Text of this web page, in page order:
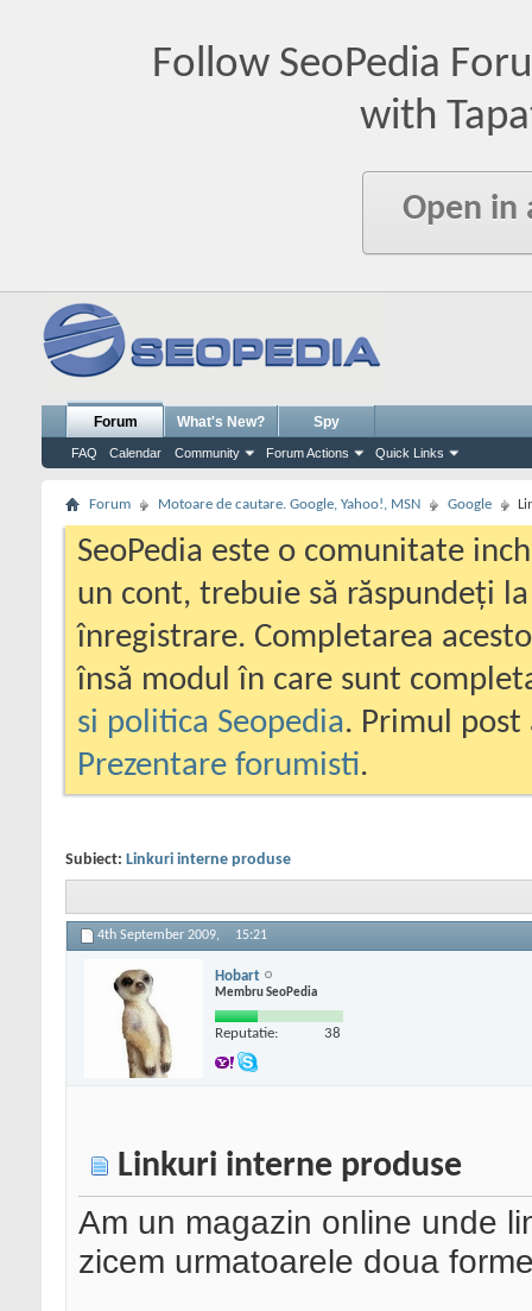
Follow SeoPedia
with
Open in
Forum
FAQ Calendar Community Forum Actions Quick Links
What's New? Spy
Forum Motoare de cautare. Google, Yahoo!, MSN Google
SeoPedia este o comunitate
un cont, trebuie să răspundeți
înregistrare. Completarea
însă modul în care sunt
si politica Seopedia. Primul
Prezentare forumisti.
Subiect: Linkuri interne produse
4th September 2009, 15:21
Hobart
Membru SeoPedia
Reputatie: 38
Linkuri interne produse
Am un magazin online unde
zicem urmatoarele doua